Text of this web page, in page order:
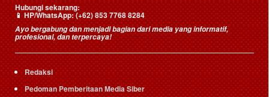
Hubungi sekarang:
📱HP/WhatsApp:(+62) 853 7768 8284
Ayo bergabung dan menjadi bagian dari media yang informatif,
profesional, dan terpercaya!
Redaksi
Pedoman Pemberitaan Media Siber